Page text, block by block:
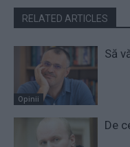
RELATED ARTICLES
Opinii
Să
De